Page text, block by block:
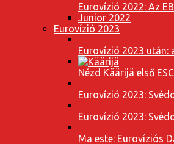
Eurovízió 2022: Az
Junior 2022
Eurovízió 2023
Eurovízió 2023 után:
Nézd Käärijä első
Eurovízió 2023:
Eurovízió 2023:
Ma este: Eurovíziós